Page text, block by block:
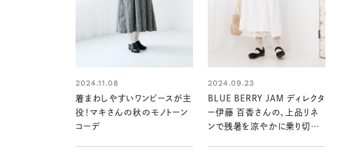
2024.11.08
着まわしやすいワンピースが主
役！マキさんの秋のモノトーン
コーデ
2024.09.23
BLUE BERRY JAM ディレクタ
ー伊藤 百香さんの、上品リネ
ンで残暑を涼やかに乗り切る